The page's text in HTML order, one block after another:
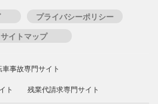
プライバシーポリシー
サイトマップ
車事故専門サイト
ト 残業代請求専門サイト